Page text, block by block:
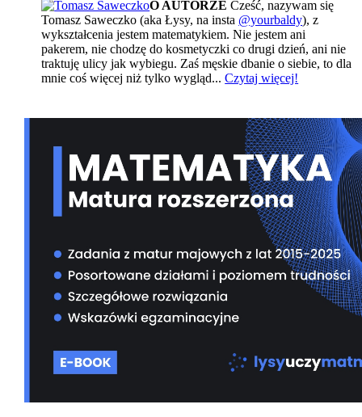
O AUTORZE Cześć, nazywam się
Tomasz Saweczko (aka Łysy, na insta @yourbaldy), z
wykształcenia jestem matematykiem. Nie jestem ani
pakerem, nie chodzę do kosmetyczki co drugi dzień, ani nie
traktuję ulicy jak wybiegu. Zaś męskie dbanie o siebie, to dla
mnie coś więcej niż tylko wygląd...Czytaj więcej!